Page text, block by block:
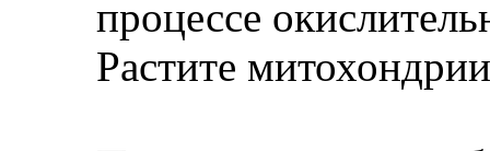
процессе
Растите